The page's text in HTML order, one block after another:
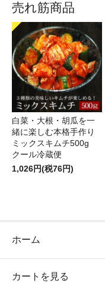
売れ筋商品
白菜・大根・胡瓜を一
緒に楽しむ本格手作り
ミックスキムチ500g
クール冷蔵便
1,026円(税76円)
ホーム
カートを見る